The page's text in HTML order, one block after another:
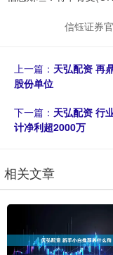
信钰证券
上一篇： 天弘配资 再
股份单位
下一篇： 天弘配资 行
计净利超2000万
相关文章